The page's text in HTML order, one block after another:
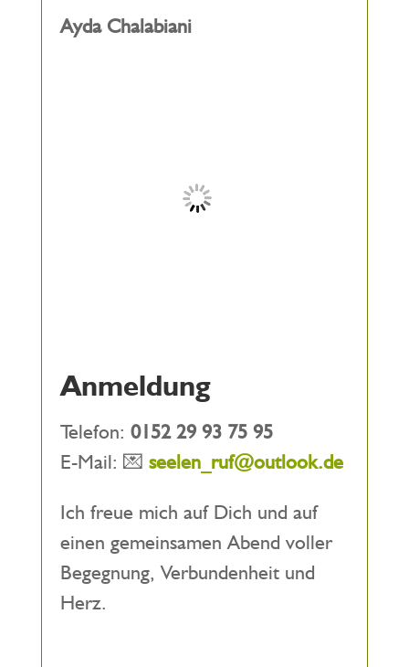
Ayda Chalabiani
Anmeldung
Telefon: 0152 29 93 75 95
E-Mail: 💌 seelen_ruf@outlook.de
Ich freue mich auf Dich und auf
einen gemeinsamen Abend voller
Begegnung, Verbundenheit und
Herz.